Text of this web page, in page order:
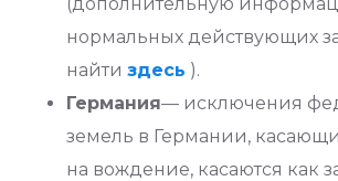
нормальных действующих
найти здесь ).
Германия— исключения
земель в Германии,
на вождение, касаются как